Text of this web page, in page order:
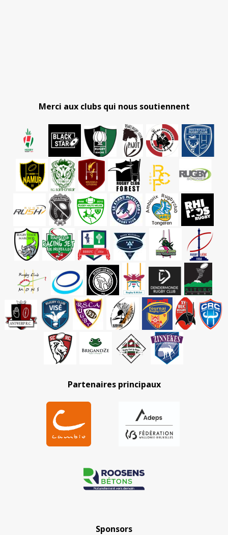
Merci aux clubs qui nous soutiennent
Partenaires principaux
Sponsors